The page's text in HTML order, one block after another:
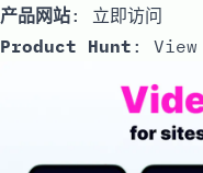
产品网站: 立即访问
Product Hunt :